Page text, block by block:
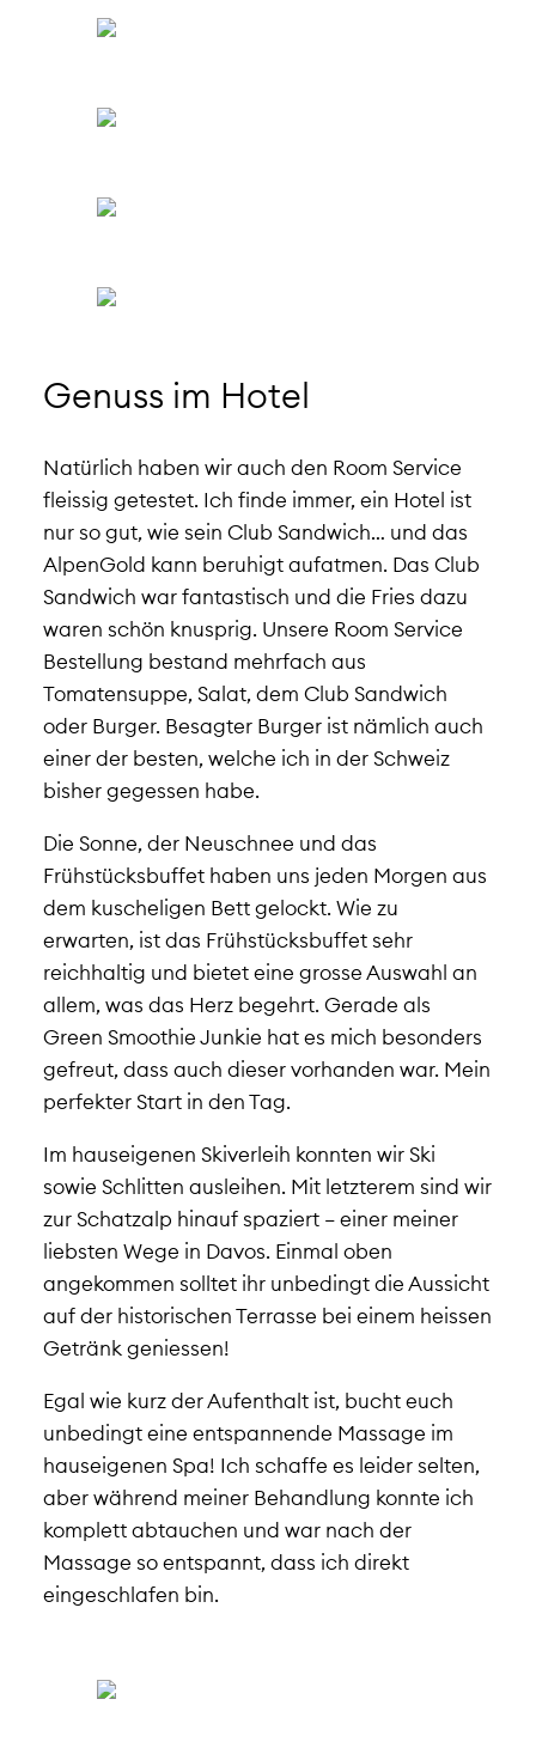
Genuss im Hotel
Natürlich haben wir auch den Room Service
fleissig getestet. Ich finde immer, ein Hotel ist
nur so gut, wie sein Club Sandwich… und das
AlpenGold kann beruhigt aufatmen. Das Club
Sandwich war fantastisch und die Fries dazu
waren schön knusprig. Unsere Room Service
Bestellung bestand mehrfach aus
Tomatensuppe, Salat, dem Club Sandwich
oder Burger. Besagter Burger ist nämlich auch
einer der besten, welche ich in der Schweiz
bisher gegessen habe.
Die Sonne, der Neuschnee und das
Frühstücksbuffet haben uns jeden Morgen aus
dem kuscheligen Bett gelockt. Wie zu
erwarten, ist das Frühstücksbuffet sehr
reichhaltig und bietet eine grosse Auswahl an
allem, was das Herz begehrt. Gerade als
Green Smoothie Junkie hat es mich besonders
gefreut, dass auch dieser vorhanden war. Mein
perfekter Start in den Tag.
Im hauseigenen Skiverleih konnten wir Ski
sowie Schlitten ausleihen. Mit letzterem sind wir
zur Schatzalp hinauf spaziert – einer meiner
liebsten Wege in Davos. Einmal oben
angekommen solltet ihr unbedingt die Aussicht
auf der historischen Terrasse bei einem heissen
Getränk geniessen!
Egal wie kurz der Aufenthalt ist, bucht euch
unbedingt eine entspannende Massage im
hauseigenen Spa! Ich schaffe es leider selten,
aber während meiner Behandlung konnte ich
komplett abtauchen und war nach der
Massage so entspannt, dass ich direkt
eingeschlafen bin.